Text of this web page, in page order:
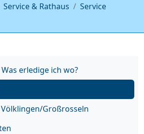
Service & Rathaus
Service
Was erledige ich wo?
Großrosseln